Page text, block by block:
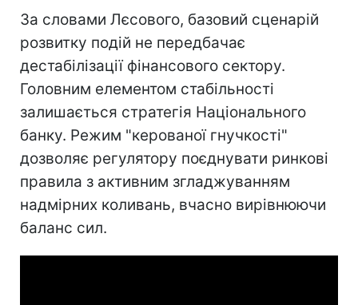
За словами Лєсового, базовий сценарій
розвитку подій не передбачає
дестабілізації фінансового сектору.
Головним елементом стабільності
залишається стратегія Національного
банку. Режим "керованої гнучкості"
дозволяє регулятору поєднувати ринкові
правила з активним згладжуванням
надмірних коливань, вчасно вирівнюючи
баланс сил.